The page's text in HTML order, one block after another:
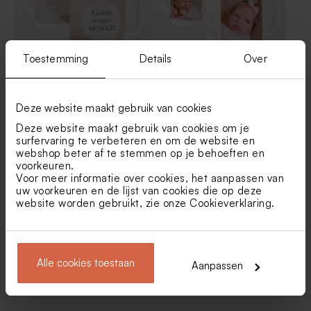
Toestemming Details Over
Deze website maakt gebruik van cookies
Deze website maakt gebruik van cookies om je
surfervaring te verbeteren en om de website en
webshop beter af te stemmen op je behoeften en
voorkeuren.
Voor meer informatie over cookies, het aanpassen van
uw voorkeuren en de lijst van cookies die op deze
website worden gebruikt, zie onze Cookieverklaring.
Alle cookies toestaan Aanpassen
met illustraties en naam,
met strepen, thee en